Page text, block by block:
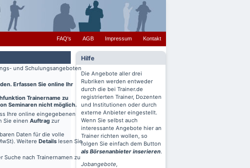
FAQ's AGB Impressum Kontakt
Hilfe
Die Angebote aller drei
Rubriken werden entweder
durch die bei Trainer.de
registrierten Trainer, Dozenten
und Institutionen oder durch
externe Anbieter eingestellt.
Wenn Sie selbst auch
interessante Angebote hier an
Trainer richten wollen, so
folgen Sie einfach dem Button
als Börsenanbieter inserieren.
Jobangebote,
und Schulungsangeboten
Erfassen Sie online Ihr
Trainername zu
Seminaren nicht möglich.
Ihre online eingegebenen
Sie einen Auftrag zur
Daten für die volle
Weitere Details lesen Sie
Suche nach Trainernamen zu